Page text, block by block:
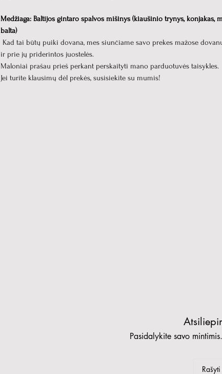
Medžiaga: Baltijos gintaro spalvos mišinys (kiaušinio trynys, konjakas,
balta)
Kad tai būtų puiki dovana, mes siunčiame savo prekes mažose
ir prie jų priderintos juostelės.
Maloniai prašau prieš perkant perskaityti mano parduotuvės taisykles.
Jei turite klausimų dėl prekės, susisiekite su mumis!
Pasidalykite savo